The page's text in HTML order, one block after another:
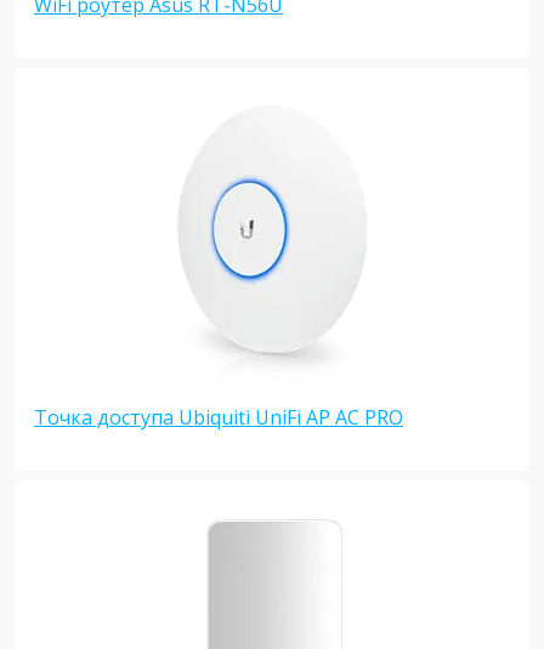
Точка доступа Ubiquiti UniFi AP AC PRO